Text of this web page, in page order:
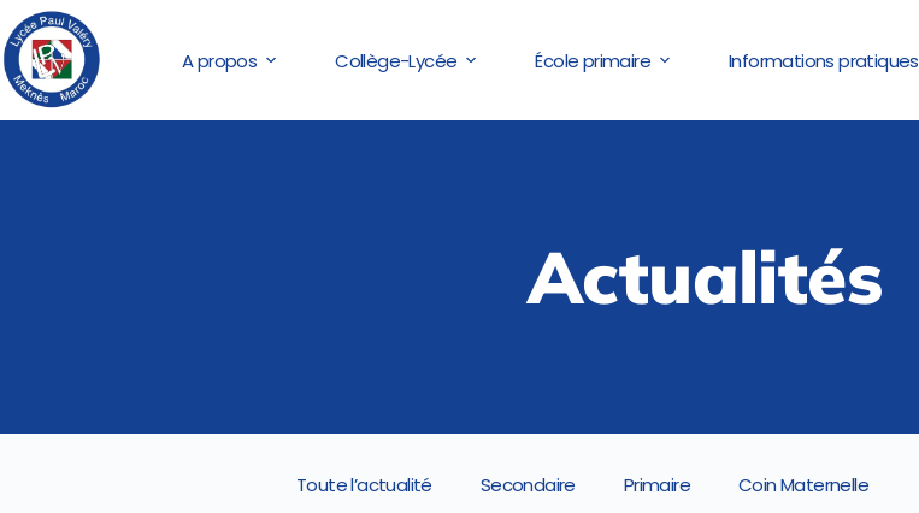
A propos Collège-Lycée École primaire Informations pratiques
Actualités
Toute l’actualité Secondaire Primaire Coin Maternelle